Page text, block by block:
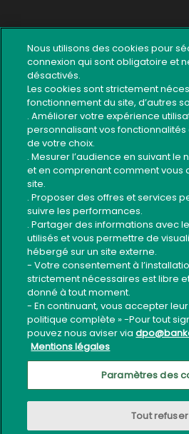
Réseau
Plan du
Contact
Code éthique du
Guide Sécurité
Usage sécurisé
Suivez-
Tous droits réservés ©Bank
Nous utilisons des cookies pour
connexion qui sont obligatoire et
désactivés.
Les cookies sont strictement
fonctionnement du site, d’autres
. Améliorer votre expérience
personnalisant vos
de votre choix.
. Mesurer l’audience en suivant le
et en comprenant comment vous
site.
. Proposer des offres et services
suivre les performances.
. Partager des informations avec
utilisés et vous permettre de
hébergé sur un site externe.
- Votre consentement à
strictement nécessaires est libre
donné à tout moment.
- En continuant, vous accepter leur
politique complète » -Pour tout
pouvez nous aviser via
Mentions légales
Paramètres des
Tout refuser